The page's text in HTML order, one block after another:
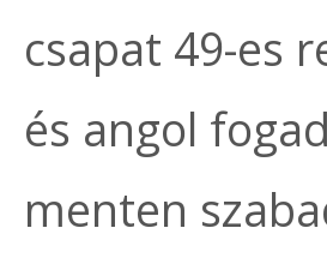
csapat 49-es
és angol
menten